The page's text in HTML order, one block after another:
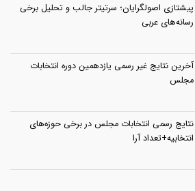
پیشتازی اصولگرایان؛ سرتیتر جالب و تحلیل برخی
رسانه‌های عربی
آخرین نتایج غیر رسمی یازدهمین دوره انتخابات
مجلس
نتایج رسمی انتخابات مجلس در برخی حوزه‌های
انتخابیه+تعداد آرا